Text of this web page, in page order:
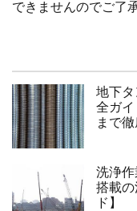
できませんのでご了
地下
全ガ
まで
洗浄
搭載
ド】